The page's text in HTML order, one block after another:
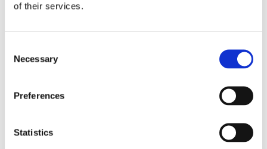
of their services.
Selection
Necessary
Preferences
Statistics